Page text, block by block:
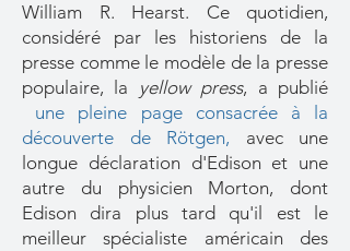
William R. Hearst. Ce quotidien,
considéré par les historiens de la
presse comme le modèle de la presse
populaire, la yellow press, a publié
une pleine page consacrée à la
découverte de Rötgen, avec une
longue déclaration d'Edison et une
autre du physicien Morton, dont
Edison dira plus tard qu'il est le
meilleur spécialiste américain des